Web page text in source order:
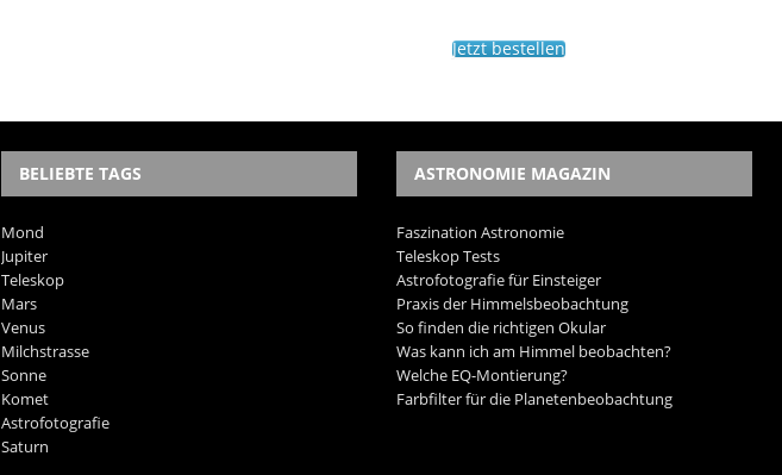
Jetzt bestellen
BELIEBTE TAGS
Mond
Jupiter
Teleskop
Mars
Venus
Milchstrasse
Sonne
Komet
Astrofotografie
Saturn
ASTRONOMIE MAGAZIN
Faszination Astronomie
Teleskop Tests
Astrofotografie für Einsteiger
Praxis der Himmelsbeobachtung
So finden die richtigen Okular
Was kann ich am Himmel beobachten?
Welche EQ-Montierung?
Farbfilter für die Planetenbeobachtung